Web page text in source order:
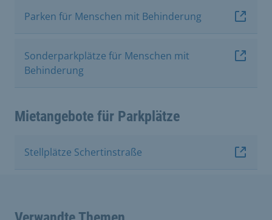
Parken für Menschen mit Behinderung
Sonderparkplätze für Menschen mit
Behinderung
Mietangebote für Parkplätze
Stellplätze Schertinstraße